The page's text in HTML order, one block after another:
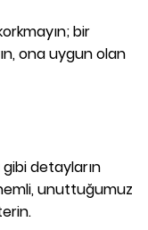
bir
ona uygun olan
detayların
unuttuğumuz